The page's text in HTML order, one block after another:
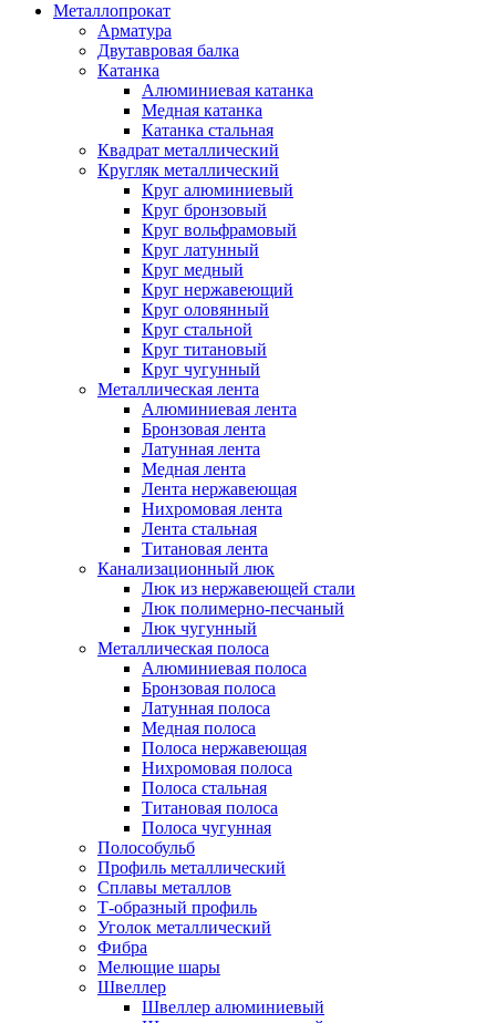
Металлопрокат
Арматура
Двутавровая балка
Катанка
Алюминиевая катанка
Медная катанка
Катанка стальная
Квадрат металлический
Кругляк металлический
Круг алюминиевый
Круг бронзовый
Круг вольфрамовый
Круг латунный
Круг медный
Круг нержавеющий
Круг оловянный
Круг стальной
Круг титановый
Круг чугунный
Металлическая лента
Алюминиевая лента
Бронзовая лента
Латунная лента
Медная лента
Лента нержавеющая
Нихромовая лента
Лента стальная
Титановая лента
Канализационный люк
Люк из нержавеющей стали
Люк полимерно-песчаный
Люк чугунный
Металлическая полоса
Алюминиевая полоса
Бронзовая полоса
Латунная полоса
Медная полоса
Полоса нержавеющая
Нихромовая полоса
Полоса стальная
Титановая полоса
Полоса чугунная
Полособульб
Профиль металлический
Сплавы металлов
Т-образный профиль
Уголок металлический
Фибра
Мелющие шары
Швеллер
Швеллер алюминиевый